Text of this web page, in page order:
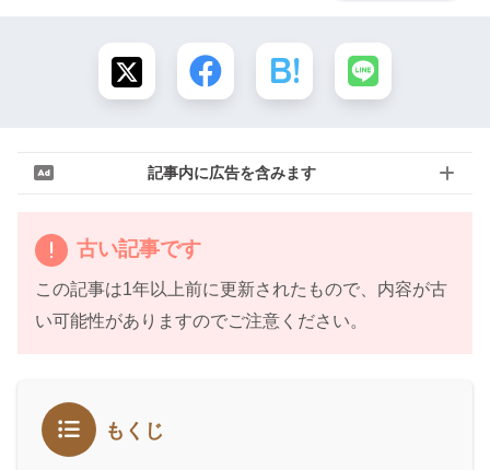
記事内に広告を含みます
古い記事です
この記事は1年以上前に更新されたもので、内容が古
い可能性がありますのでご注意ください。
もくじ